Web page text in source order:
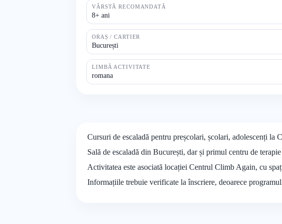
VÂRSTĂ RECOMANDATĂ
8+ ani
ORAȘ / CARTIER
București
LIMBĂ ACTIVITATE
romana
Cursuri de escaladă pentru preșcolari, școlari, adolescenți
Sală de escaladă din București, dar și primul centru de
Activitatea este asociată locației Centrul Climb Again, cu
Informațiile trebuie verificate la înscriere, deoarece